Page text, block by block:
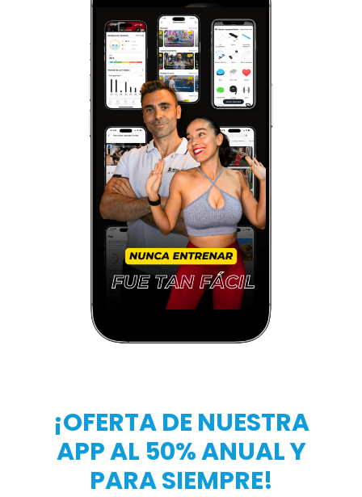
¡OFERTA DE NUESTRA
APP AL 50% ANUAL Y
PARA SIEMPRE!